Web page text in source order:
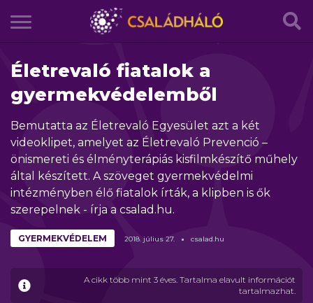
Életrevaló fiatalok a
gyermekvédelemből
Bemutatta az Életrevaló Egyesület azt a két
videoklipet, amelyet az Életrevaló Prevenció –
önismereti és élményterápiás kisfilmkészítő műhely
által készített. A szöveget gyermekvédelmi
intézményben élő fiatalok írták, a klipben is ők
szerepelnek - írja a csalad.hu.
A cikk több mint 3 éves. Tartalma elavult információt
tartalmazhat.
GYERMEKVÉDELEM 2018. július 27. csalad.hu